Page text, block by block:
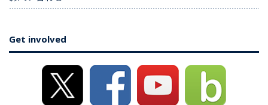
Get involved